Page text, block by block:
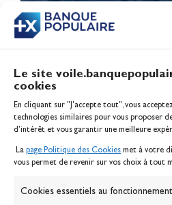
Le site
cookies
En cliquant sur "J'accepte tout", vous
technologies similaires pour vous proposer
d’intérêt et vous garantir une meilleure
La page Politique des Cookies met à votre
vous permet de revenir sur vos choix à tout
Cookies essentiels au fonctionnement
Inscription serveur
Contact
Politique des cookies
Banque de la voile